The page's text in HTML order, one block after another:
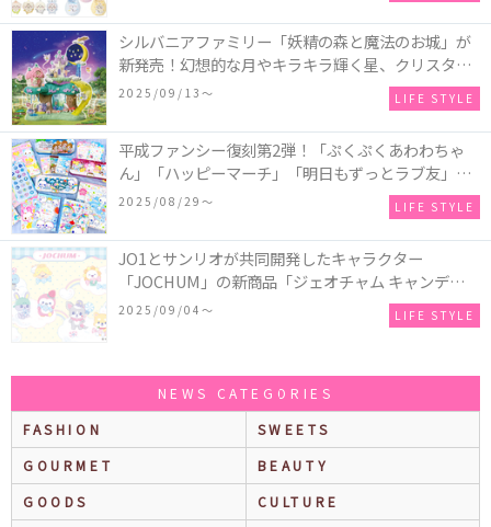
シルバニアファミリー「妖精の森と魔法のお城」が
新発売！幻想的な月やキラキラ輝く星、クリスタル
などの装飾がお城を彩る♡
2025/09/13〜 LIFE STYLE
平成ファンシー復刻第2弾！「ぷくぷくあわわちゃ
ん」「ハッピーマーチ」「明日もずっとラブ友」な
どの「カンペンケース」や「遊べるメモ帳」が発売
2025/08/29〜 LIFE STYLE
JO1とサンリオが共同開発したキャラクター
「JOCHUM」の新商品「ジェオチャム キャンディデ
ザインシリーズ」が発売！一部店舗限定で特別装飾
2025/09/04〜 LIFE STYLE
NEWS CATEGORIES
FASHION
SWEETS
GOURMET
BEAUTY
GOODS
CULTURE